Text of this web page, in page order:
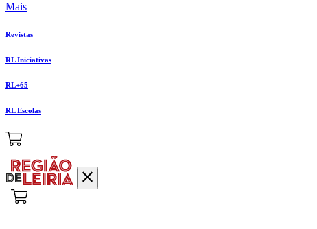
Mais
Revistas
RL Iniciativas
RL+65
RL Escolas